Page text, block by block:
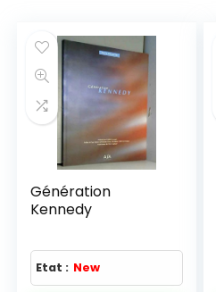
Génération
Kennedy
Etat : New